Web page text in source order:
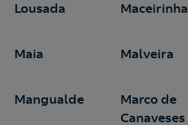
Lousada
Maceirinha
Maia
Malveira
Mangualde
Marco de
Canaveses